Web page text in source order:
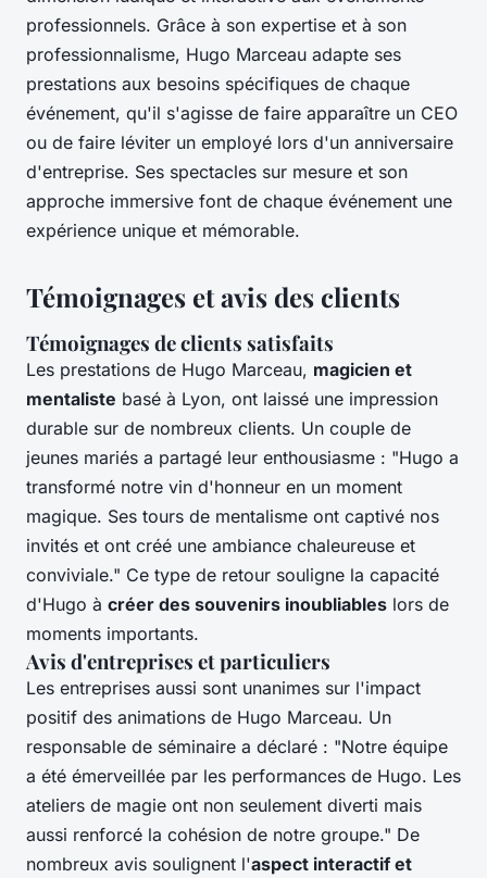
professionnels. Grâce à son expertise et à son
professionnalisme, Hugo Marceau adapte ses
prestations aux besoins spécifiques de chaque
événement, qu'il s'agisse de faire apparaître un CEO
ou de faire léviter un employé lors d'un anniversaire
d'entreprise. Ses spectacles sur mesure et son
approche immersive font de chaque événement une
expérience unique et mémorable.
Témoignages et avis des clients
Témoignages de clients satisfaits
Les prestations de Hugo Marceau, magicien et
mentaliste basé à Lyon, ont laissé une impression
durable sur de nombreux clients. Un couple de
jeunes mariés a partagé leur enthousiasme : "Hugo a
transformé notre vin d'honneur en un moment
magique. Ses tours de mentalisme ont captivé nos
invités et ont créé une ambiance chaleureuse et
conviviale." Ce type de retour souligne la capacité
d'Hugo à créer des souvenirs inoubliables lors de
moments importants.
Avis d'entreprises et particuliers
Les entreprises aussi sont unanimes sur l'impact
positif des animations de Hugo Marceau. Un
responsable de séminaire a déclaré : "Notre équipe
a été émerveillée par les performances de Hugo. Les
ateliers de magie ont non seulement diverti mais
aussi renforcé la cohésion de notre groupe." De
nombreux avis soulignent l'aspect interactif et